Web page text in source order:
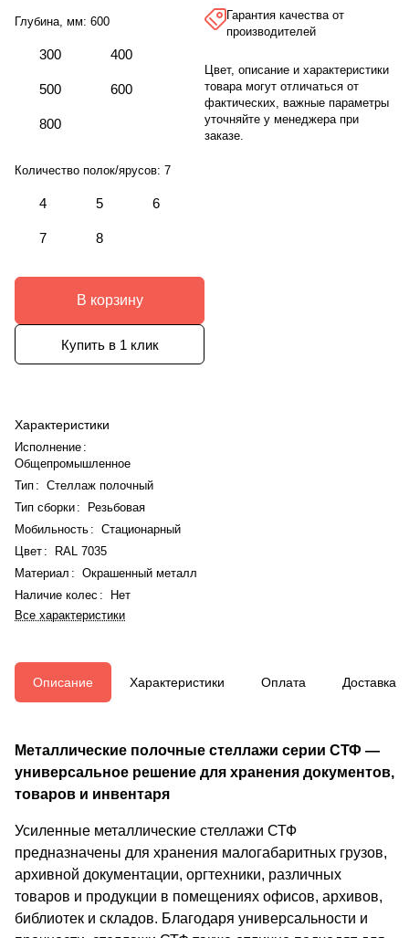
Глубина, мм: 600
300 400
500 600
800
Количество полок/ярусов: 7
4 5 6
7 8
В корзину
Купить в 1 клик
Характеристики
Исполнение :
Общепромышленное
Тип : Стеллаж полочный
Тип сборки:
Резьбовая
Мобильность : Стационарный
Цвет :
RAL 7035
Материал : Окрашенный металл
Наличие колес :
Нет
Все характеристики
Гарантия качества от
производителей
Цвет, описание и характеристики
товара могут отличаться от
фактических, важные параметры
уточняйте у менеджера при
заказе.
Описание Характеристики Оплата Доставка
Металлические полочные стеллажи серии СТФ —
универсальное решение для хранения документов,
товаров и инвентаря
Усиленные металлические стеллажи СТФ
предназначены для хранения малогабаритных грузов,
архивной документации, оргтехники, различных
товаров и продукции в помещениях офисов, архивов,
библиотек и складов. Благодаря универсальности и